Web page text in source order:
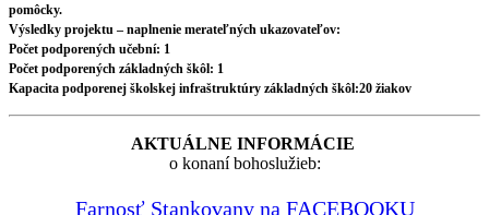
pomôcky.
Výsledky projektu – naplnenie merateľných ukazovateľov:
Počet podporených učební: 1
Počet podporených základných škôl: 1
Kapacita podporenej školskej infraštruktúry základných škôl:20 žiakov
AKTUÁLNE INFORMÁCIE
o konaní bohoslužieb:
Farnosť Stankovany na FACEBOOKU